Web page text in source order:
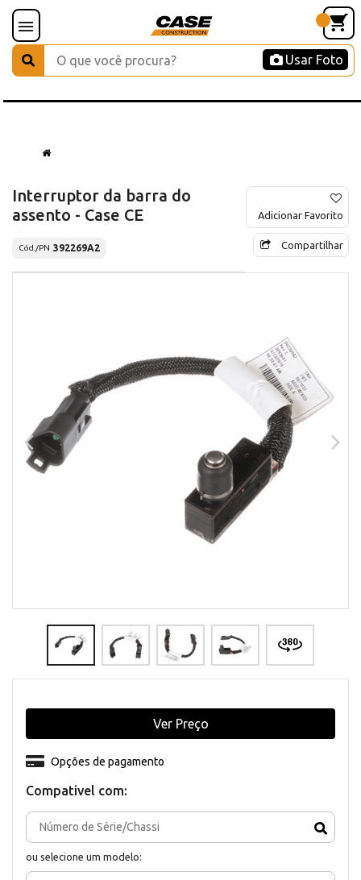
Usar Foto
Interruptor da barra do
assento - Case CE
Cód./PN 392269A2
Adicionar Favorito
Compartilhar
Compativel com:
ou selecione um modelo:
Opções de pagamento
Ver Preço